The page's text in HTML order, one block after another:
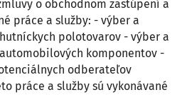
o obchodnom zastúpení a
práce a služby: - výber a
polotovarov - výber a
komponentov -
odberateľov
práce a služby sú vykonávané